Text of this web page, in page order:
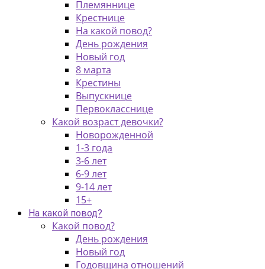
Племяннице
Крестнице
На какой повод?
День рождения
Новый год
8 марта
Крестины
Выпускнице
Первокласснице
Какой возраст девочки?
Новорожденной
1-3 года
3-6 лет
6-9 лет
9-14 лет
15+
На какой повод?
Какой повод?
День рождения
Новый год
Годовщина отношений